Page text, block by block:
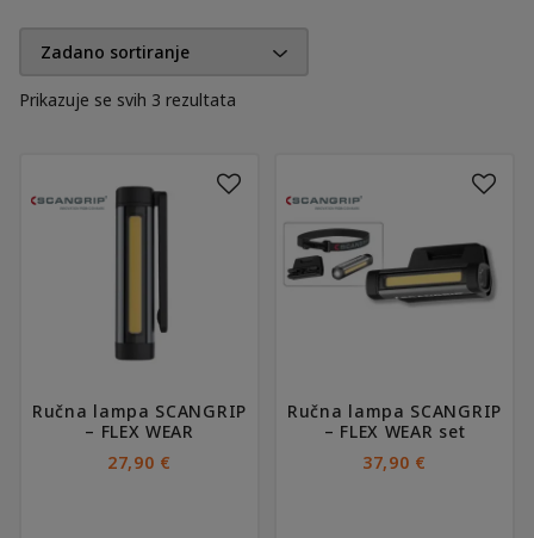
Prikazuje se svih 3 rezultata
Ručna lampa SCANGRIP
– FLEX WEAR
27,90 €
Ručna lampa SCANGRIP
– FLEX WEAR set
37,90 €